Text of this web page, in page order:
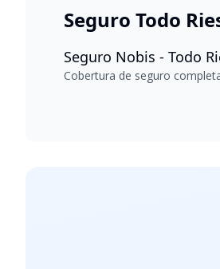
Seguro Todo
Seguro Nobis - Todo
Cobertura de seguro